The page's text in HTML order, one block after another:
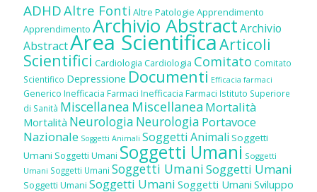
ADHDAltre Fonti Altre Patologie Apprendimento
Apprendimento Archivio AbstractArchivio
AbstractArea ScientificaArticoli
Scientifici Cardiologia Cardiologia Comitato Comitato
Scientifico Depressione Documenti Efficacia farmaci
Generico Inefficacia Farmaci Inefficacia Farmaci Istituto Superiore
di Sanità Miscellanea Miscellanea Mortalità
Mortalità Neurologia Neurologia Portavoce
Nazionale Soggetti Animali Soggetti Animali Soggetti
Umani Soggetti Umani Soggetti Umani Soggetti
Umani Soggetti Umani Soggetti UmaniSoggetti Umani
Soggetti Umani Soggetti Umani Soggetti Umani Sviluppo